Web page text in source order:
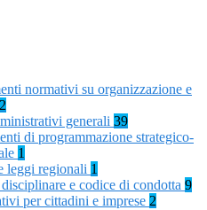
normativi su organizzazione e
2
generali 39
di programmazione strategico-
1
leggi regionali 1
e codice di condotta 9
per cittadini e imprese 2